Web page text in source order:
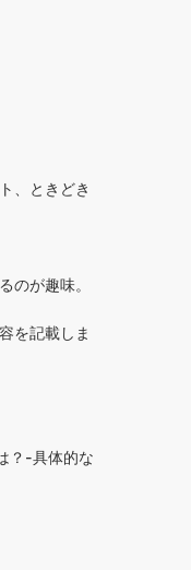
、ときどき
のが趣味。
を記載しま
？-具体的な